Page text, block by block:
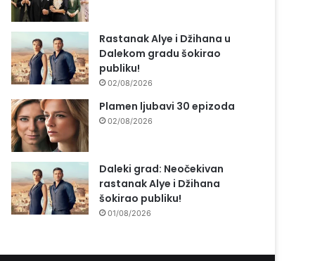
Rastanak Alye i Džihana u
Dalekom gradu šokirao
publiku!
02/08/2026
Plamen ljubavi 30 epizoda
02/08/2026
Daleki grad: Neočekivan
rastanak Alye i Džihana
šokirao publiku!
01/08/2026